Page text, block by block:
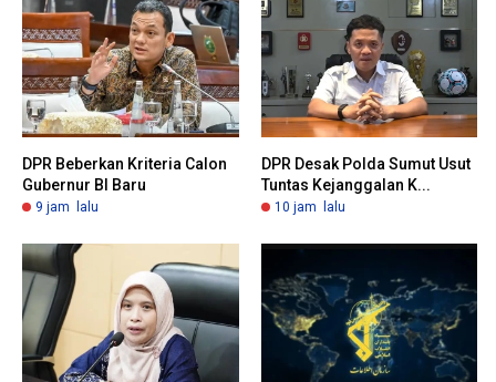
DPR Beberkan Kriteria Calon
Gubernur BI Baru
9 jam lalu
DPR Desak Polda Sumut Usut
Tuntas Kejanggalan K...
10 jam lalu